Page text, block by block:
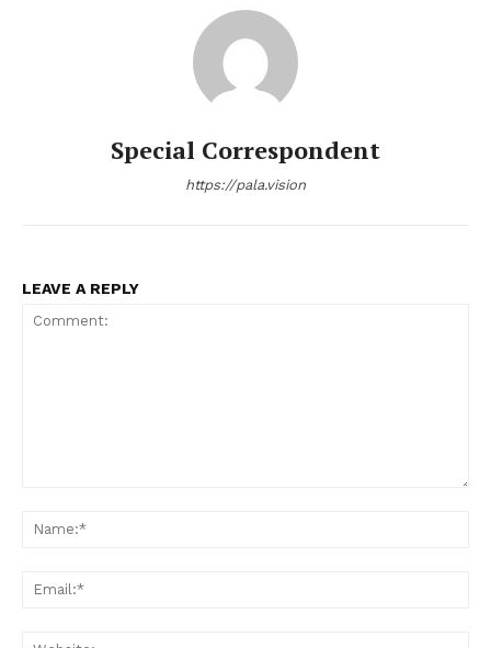
Special Correspondent
https://pala.vision
LEAVE A REPLY